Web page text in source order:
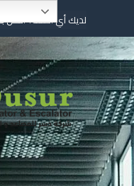
لديك أي أسئلة؟ اتصل